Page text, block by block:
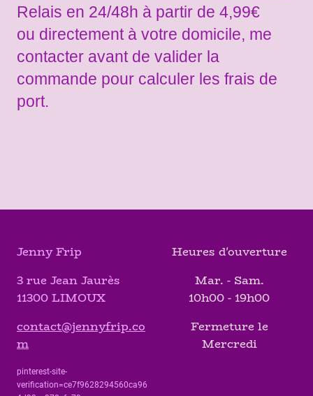
Relais en 24/48h à partir de 4,99€
ou directement à votre domicile, me
contacter avant de valider la
commande pour calculer les frais de
port.
Jenny Frip
3 rue Jean Jaurès
11300 LIMOUX
contact@jennyfrip.co
m
pinterest-site-
verification=ce7f9628294560ca96
Heures d'ouverture
Mar. - Sam.
10h00 - 19h00
Fermeture le
Mercredi